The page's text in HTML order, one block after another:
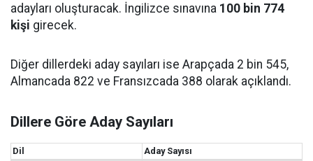
adayları oluşturacak. İngilizce sınavına 100 bin 774
kişi girecek.
Diğer dillerdeki aday sayıları ise Arapçada 2 bin 545,
Almancada 822 ve Fransızcada 388 olarak açıklandı.
Dillere Göre Aday Sayıları
Dil
Aday Sayısı